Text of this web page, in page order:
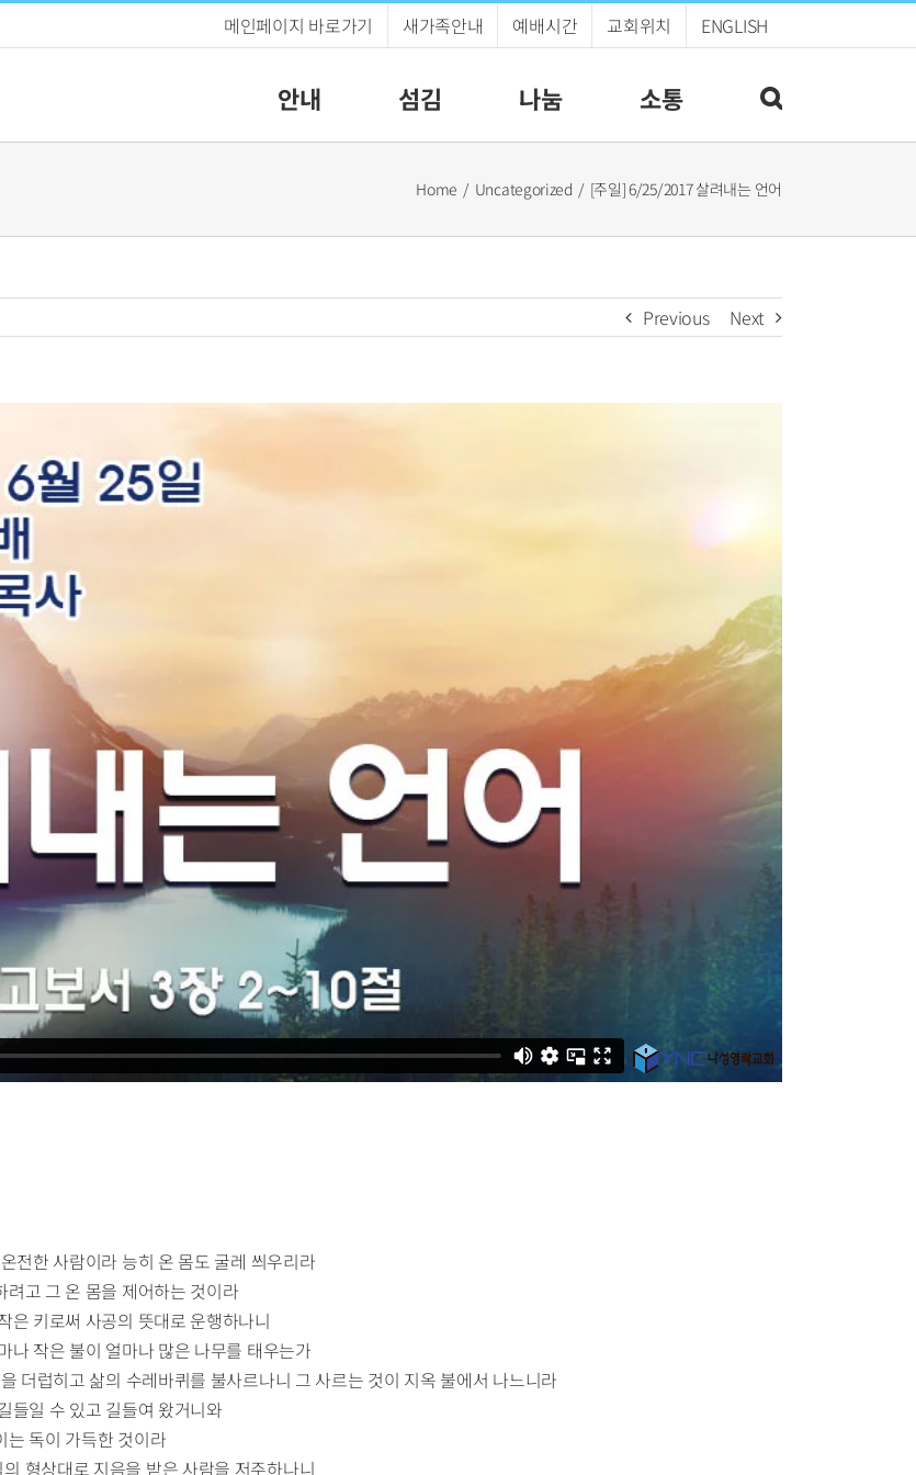
메인페이지 바로가기 새가족안내 예배시간 교회위치 ENGLISH
안내 섬김 나눔 소통
Home Uncategorized [주일] 6/25/2017 살려내는 언어
Previous Next
전한 사람이라 능히 온 몸도 굴레 씌우리라
고 그 온 몸을 제어하는 것이라
은 키로써 사공의 뜻대로 운행하나니
나 작은 불이 얼마나 많은 나무를 태우는가
더럽히고 삶의 수레바퀴를 불사르나니 그 사르는 것이 지옥 불에서 나느니라
들일 수 있고 길들여 왔거니와
는 독이 가득한 것이라
형상대로 지음을 받은 사람을 저주하나니